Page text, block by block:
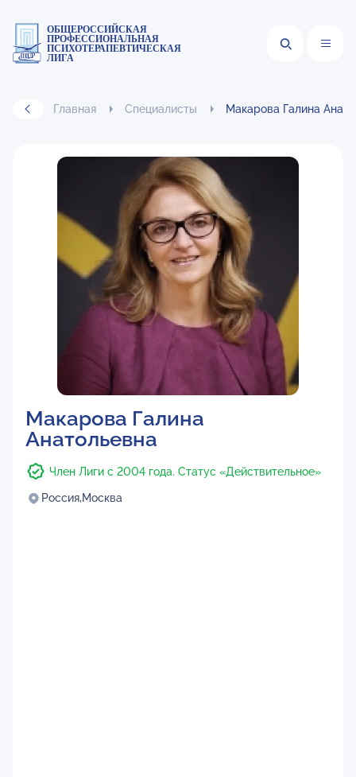
ОБЩЕРОССИЙСКАЯ
ПРОФЕССИОНАЛЬНАЯ
ПСИХОТЕРАПЕВТИЧЕСКАЯ
ЛИГА
Главная Специалисты Макарова Галина
Макарова Галина
Анатольевна
Член Лиги с 2004 года. Статус «Действительное»
Россия,Москва